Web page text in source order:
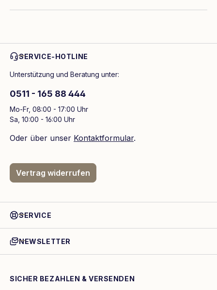
SERVICE-HOTLINE
Unterstützung und Beratung unter:
0511 - 165 88 444
Mo-Fr, 08:00 - 17:00 Uhr
Sa, 10:00 - 16:00 Uhr
Oder über unser Kontaktformular.
Vertrag widerrufen
SERVICE
NEWSLETTER
SICHER BEZAHLEN & VERSENDEN